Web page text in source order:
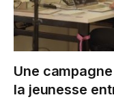
Une
la jeunesse